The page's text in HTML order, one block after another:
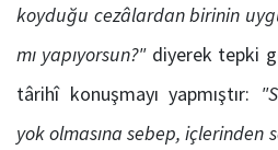
koyduğu cezâlardan birinin
mı yapıyorsun?"diyerek tepki
târihî konuşmayı yapmıştır:
yok olmasına sebep, içlerinden